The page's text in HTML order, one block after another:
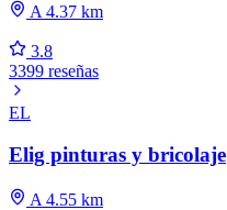
A 4.37 km
3.8
3399 reseñas
EL
Elig pinturas y bricolaje
A 4.55 km